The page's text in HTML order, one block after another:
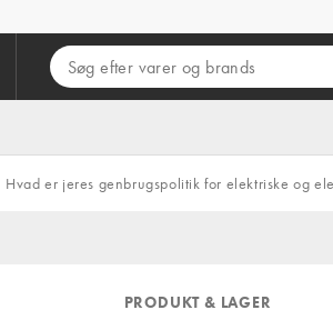
Hvad er jeres genbrugspolitik for elektriske og
PRODUKT & LAGER